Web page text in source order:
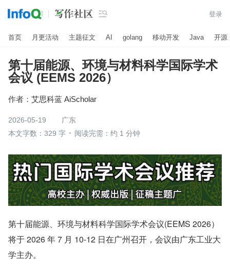
 登录
首页 月更活动 主题征文 AI golang 移动开发 Java 开源
第十届能源、环境与材料科学国际学术
会议 (EEMS 2026）
作者： 艾思科蓝 AiScholar
2026-05-19
广东
本文字数：329 字
阅读完需：约 1 分钟
第十届能源、环境与材料科学国际学术会议(EEMS 2026）
将于 2026 年 7 月 10-12 日在广州召开，会议由广东工业大
学主办。